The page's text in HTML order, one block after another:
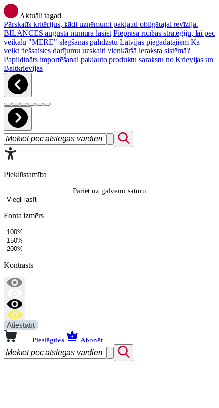
Aktuāli tagad
Pārskatīs kritērijus, kādi uzņēmumi pakļauti obligātajai revīzijai
BILANCES augusta numurā lasiet Pieprasa rīcības stratēģiju, lai pēc
veikalu "MERE" slēgšanas palīdzētu Latvijas piegādātājiem Kā
veikt tiešsaistes darījumu uzskaiti vienkāršā ieraksta sistēmā?
Papildināts importēšanai pakļauto produktu sarakstu no Krievijas un
Baltkrievijas
Piekļūstamība
Pāriet uz galveno saturu
Viegli lasīt
Fonta izmērs
100%
150%
200%
Kontrasts
Atiestatīt
Pieslēgties Abonēt